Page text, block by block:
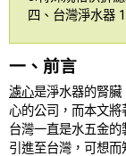
四、台灣淨水器
一、前言
濾心是淨水器的腎臟
心的公司，而本文將
台灣一直是水五金的
引進至台灣，可想